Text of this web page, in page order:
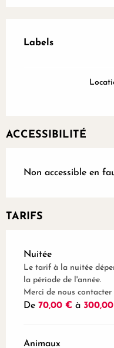
Labels
Labels
ACCESSIBILITÉ
Non accessible en
TARIFS
Tarifs 2026
Nuitée
Le tarif à la nuitée
la période de l'année.
Merci de nous
De 70,00 € à
Animaux